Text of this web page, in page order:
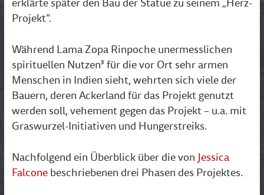
Projekt“.
Während Lama Zopa Rinpoche unermesslichen
spirituellen Nutzen³ für die vor Ort sehr armen
Menschen in Indien sieht, wehrten sich viele der
Bauern, deren Ackerland für das Projekt genutzt
werden soll, vehement gegen das Projekt – u.a. mit
Graswurzel-Initiativen und Hungerstreiks.
Nachfolgend ein Überblick über die von Jessica
Falconebeschriebenen drei Phasen des Projektes.